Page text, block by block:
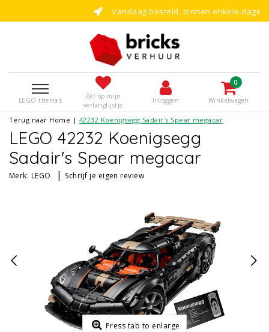
Vandaag besteld, binnen enkele dagen bouwen!
LEGO thema's
Zet op mijn
verlanglijstje
Inloggen
0
Winkelwagen
Terug naar Home | 42232 Koenigsegg Sadair's Spear megacar
LEGO 42232 Koenigsegg
Sadair's Spear megacar
Merk: LEGO | Schrijf je eigen review
Press tab to enlarge